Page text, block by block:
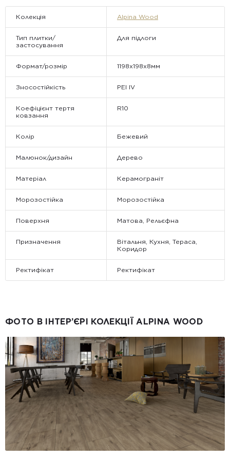
Колекція Alpina Wood
Тип плитки/
застосування
Для підлоги
Формат/розмір 1198х198x8мм
Зносостійкість PEI IV
Коефіцієнт тертя
ковзання
R10
Колір Бежевий
Малюнок/дизайн Дерево
Матеріал Керамограніт
Морозостійка Морозостійка
Поверхня Матова, Рельєфна
Призначення
Вітальня, Кухня, Тераса,
Коридор
Ректифікат Ректифікат
ФОТО В ІНТЕР’ЄРІ КОЛЕКЦІЇ ALPINA WOOD